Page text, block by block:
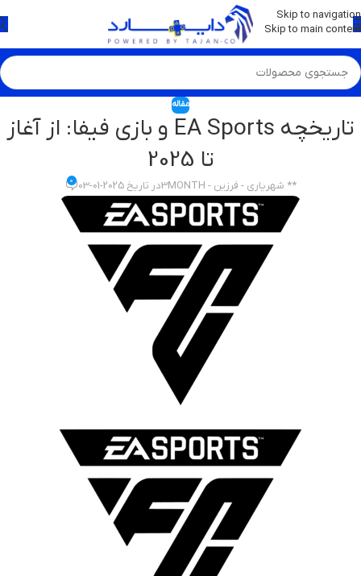
Skip to navigation
Skip to main content
💡برچسب و اسکین کنسول ها بروز شد . . . اینجا کیک کن !
مقاله
تاریخچه EA Sports و بازی فیفا: از آغاز
تا 2025
** شهرياري - فرزين - 3MONTH در تاریخ 2025-01-03 0